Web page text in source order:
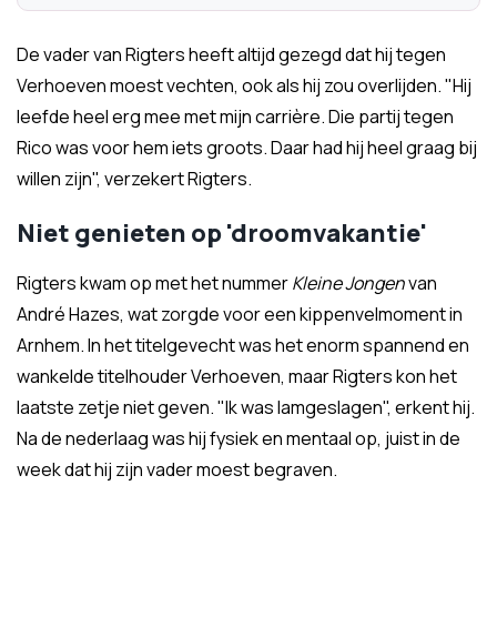
De vader van Rigters heeft altijd gezegd dat hij tegen
Verhoeven moest vechten, ook als hij zou overlijden. "Hij
leefde heel erg mee met mijn carrière. Die partij tegen
Rico was voor hem iets groots. Daar had hij heel graag bij
willen zijn", verzekert Rigters.
Niet genieten op 'droomvakantie'
Rigters kwam op met het nummerKleine Jongenvan
André Hazes, wat zorgde voor een kippenvelmoment in
Arnhem. In het titelgevecht was het enorm spannend en
wankelde titelhouder Verhoeven, maar Rigters kon het
laatste zetje niet geven. "Ik was lamgeslagen", erkent hij.
Na de nederlaag was hij fysiek en mentaal op, juist in de
week dat hij zijn vader moest begraven.